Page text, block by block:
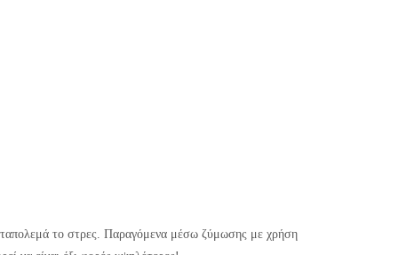
το στρες. Παραγόμενα μέσω ζύμωσης με χρήση